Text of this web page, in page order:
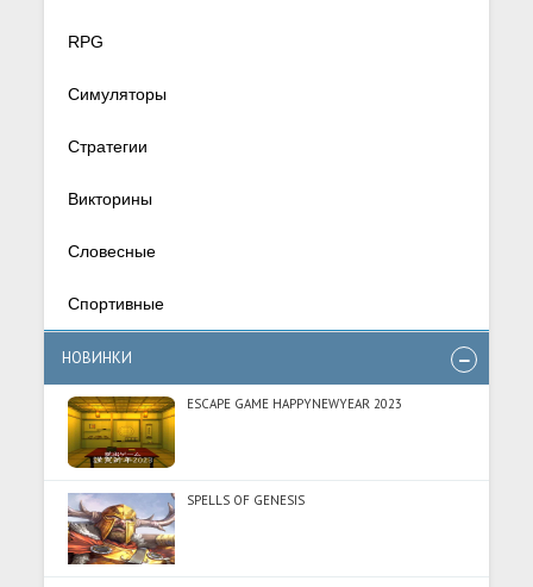
RPG
Симуляторы
Стратегии
Викторины
Словесные
Спортивные
НОВИНКИ
ESCAPE GAME HAPPYNEWYEAR 2023
SPELLS OF GENESIS